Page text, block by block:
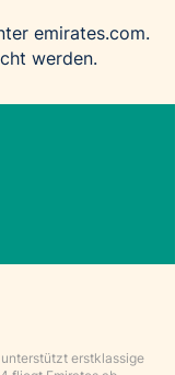
emirates.com.
werden.
erstklassige